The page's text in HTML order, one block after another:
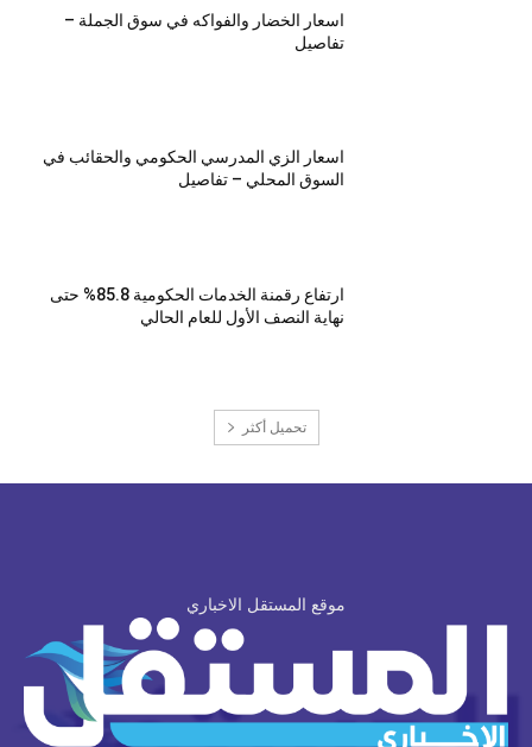
اسعار الخضار والفواكه في سوق الجملة –
تفاصيل
اسعار الزي المدرسي الحكومي والحقائب في
السوق المحلي – تفاصيل
ارتفاع رقمنة الخدمات الحكومية 85.8% حتى
نهاية النصف الأول للعام الحالي
تحميل أكثر
موقع المستقل الاخباري